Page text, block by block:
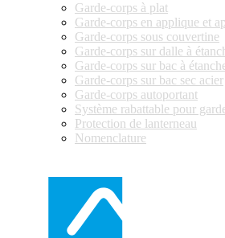
Garde-corps à plat
Garde-corps en applique et
Garde-corps sous couvertine
Garde-corps sur dalle à
Garde-corps sur bac à
Garde-corps sur bac sec acier
Garde-corps autoportant
Système rabattable pour
Protection de lanterneau
Nomenclature